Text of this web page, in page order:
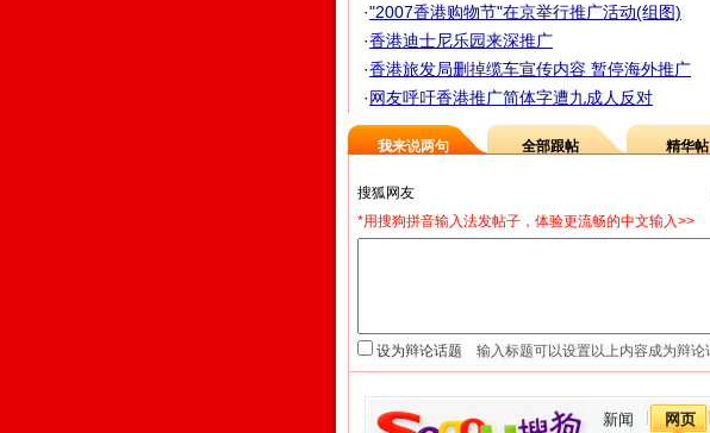
·"2007香港购物节"在京举行推广活动(组图)
·香港迪士尼乐园来深推广
·香港旅发局删掉缆车宣传内容 暂停海外推广
·网友呼吁香港推广简体字遭九成人反对
我来说两句 全部跟帖 精华帖
*用搜狗拼音输入法发帖子，体验更流畅的中文输入>>
设为辩论话题
新闻 网页